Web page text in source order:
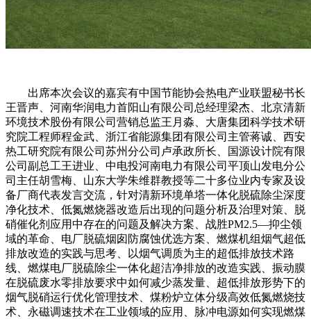
出席本次会议的嘉宾有中国节能协会热电产业联盟秘书长
王晋声、河南华润电力首阳山有限公司总经理梁杰、北京清新
环境技术股份有限公司营销总监王月淼、大唐集团科学技术研
究院工程师程金武、浙江省能源集团有限公司主管蒋诚、西安
热工研究院有限公司苏州分公司卢承政所长、国源设计院有限
公司副总工王进业、中电投河南电力有限公司平顶山发电分公
司主任胡雪梅、山东大学朱维群教授等二十多位业内专家及设
备厂商代表发言交流，针对清新环境单塔一体化脱硫除尘深度
净化技术、低氮燃烧器改造后出现的问题分析及治理对策、脱
硝催化剂应用中存在的问题及解决方案、战胜PM2.5—抑尘领
域的革命、电厂脱硫烟囱防腐蚀优选方案、燃煤机组烟气超低
排放改造的实践与思考、以烟气调质为主的超低排放技术路
线、燃煤电厂脱硫除尘一体化超洁净排放的改造实践、振动膜
在脱硫废水零排放要求中如何减少蒸发量、超低排放形势下的
烟气脱硝运行优化管理技术、煤粉炉立体分级高效低氮燃烧技
术、永磁调速技术在工业领域的应用、脉冲电源如何实现燃煤